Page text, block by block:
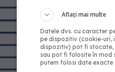
Aflați mai multe
Datele dvs. cu caracter
pe dispozitiv (cookie-uri,
dispozitiv) pot fi stocate,
sau pot fi folosite în mod
putem folosi date